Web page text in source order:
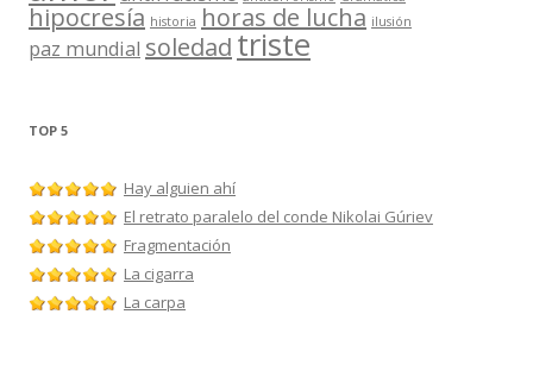
hipocresía historia horas de lucha ilusión
paz mundial soledad triste
TOP 5
Hay alguien ahí
El retrato paralelo del conde Nikolai Gúriev
Fragmentación
La cigarra
La carpa